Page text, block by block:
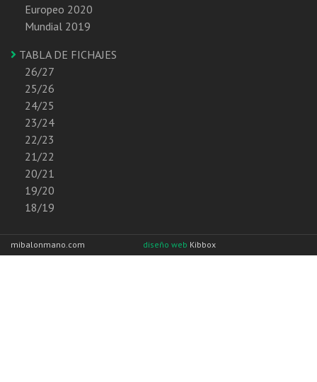
Europeo 2020
Mundial 2019
TABLA DE FICHAJES
26/27
25/26
24/25
23/24
22/23
21/22
20/21
19/20
18/19
mibalonmano.com diseño web Kibbox